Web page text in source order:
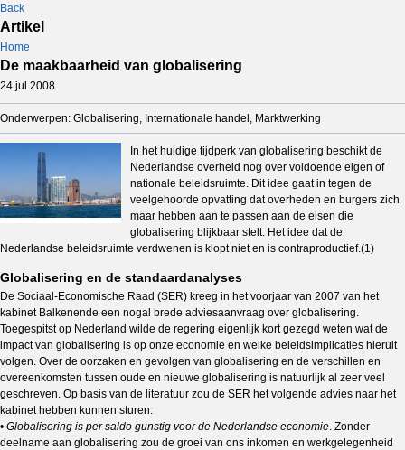
Back
Artikel
Home
De maakbaarheid van globalisering
24 jul 2008
Onderwerpen: Globalisering, Internationale handel, Marktwerking
In het huidige tijdperk van globalisering beschikt de
Nederlandse overheid nog over voldoende eigen of
nationale beleidsruimte. Dit idee gaat in tegen de
veelgehoorde opvatting dat overheden en burgers zich
maar hebben aan te passen aan de eisen die
globalisering blijkbaar stelt. Het idee dat de
Nederlandse beleidsruimte verdwenen is klopt niet en is contraproductief.(1)
Globalisering en de standaardanalyses
De Sociaal-Economische Raad (SER) kreeg in het voorjaar van 2007 van het
kabinet Balkenende een nogal brede adviesaanvraag over globalisering.
Toegespitst op Nederland wilde de regering eigenlijk kort gezegd weten wat de
impact van globalisering is op onze economie en welke beleidsimplicaties hieruit
volgen. Over de oorzaken en gevolgen van globalisering en de verschillen en
overeenkomsten tussen oude en nieuwe globalisering is natuurlijk al zeer veel
geschreven. Op basis van de literatuur zou de SER het volgende advies naar het
kabinet hebben kunnen sturen:
• Globalisering is per saldo gunstig voor de Nederlandse economie. Zonder
deelname aan globalisering zou de groei van ons inkomen en werkgelegenheid